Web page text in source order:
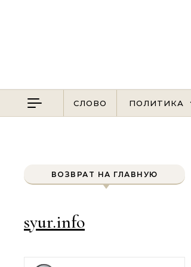
СЛОВО ПОЛИТИКА
ВОЗВРАТ НА ГЛАВНУЮ
syur.info